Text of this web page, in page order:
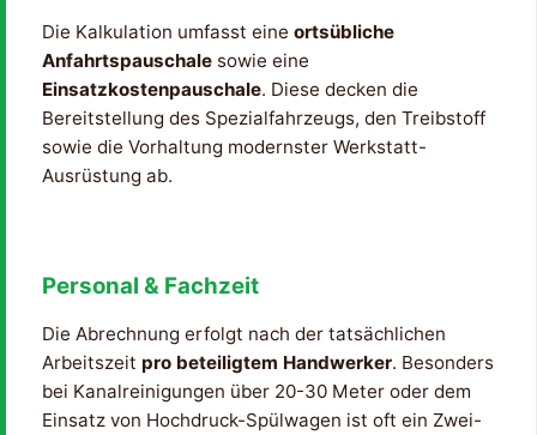
Die Kalkulation umfasst eine ortsübliche
Anfahrtspauschale sowie eine
Einsatzkostenpauschale. Diese decken die
Bereitstellung des Spezialfahrzeugs, den Treibstoff
sowie die Vorhaltung modernster Werkstatt-
Ausrüstung ab.
Personal & Fachzeit
Die Abrechnung erfolgt nach der tatsächlichen
Arbeitszeit pro beteiligtem Handwerker. Besonders
bei Kanalreinigungen über 20-30 Meter oder dem
Einsatz von Hochdruck-Spülwagen ist oft ein Zwei-